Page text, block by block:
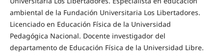
ambiental de la Fundación Universitaria Los Libertadores.
Licenciado en Educación Física de la Universidad
Pedagógica Nacional. Docente investigador del
departamento de Educación Física de la Universidad Libre.